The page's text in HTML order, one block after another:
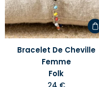
Bracelet De Cheville
Femme
Folk